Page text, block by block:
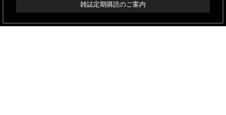
雑誌定期購読のご案内